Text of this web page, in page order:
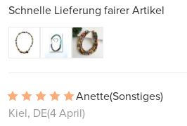
Schnelle Lieferung fairer Artikel
Anette(Sonstiges)
Kiel, DE(4 April)